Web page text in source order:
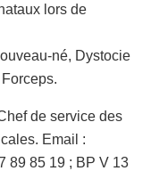
lors de
né, Dystocie
de service des
Email :
89 85 19 ; BP V 13